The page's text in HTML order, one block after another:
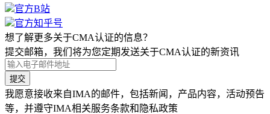
官方B站
官方知乎号
想了解更多关于CMA认证的信息？
提交邮箱，我们将为您定期发送关于CMA认证的新资讯
提交
我愿意接收来自IMA的邮件，包括新闻，产品内容，活动预告
等，并遵守IMA相关服务条款和隐私政策